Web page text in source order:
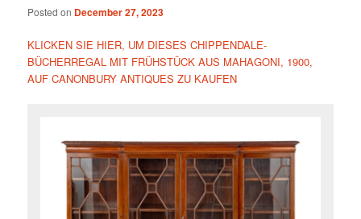
Posted on December 27, 2023
KLICKEN SIE HIER, UM DIESES CHIPPENDALE-
BÜCHERREGAL MIT FRÜHSTÜCK AUS MAHAGONI, 1900,
AUF CANONBURY ANTIQUES ZU KAUFEN